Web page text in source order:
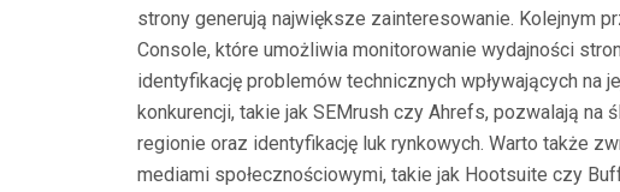
strony generują największe zainteresowanie. Kolejnym
Console, które umożliwia monitorowanie wydajności
identyfikację problemów technicznych wpływających na
konkurencji, takie jak SEMrush czy Ahrefs, pozwalają na
regionie oraz identyfikację luk rynkowych. Warto także
mediami społecznościowymi, takie jak Hootsuite czy